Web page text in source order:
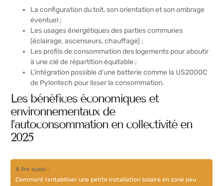
La configuration du toit, son orientation et son ombrage
éventuel ;
Les usages énergétiques des parties communes
(éclairage, ascenseurs, chauffage) ;
Les profils de consommation des logements pour aboutir
à une clé de répartition équitable ;
L’intégration possible d’une batterie comme la US2000C
de Pylontech pour lisser la consommation.
Les bénéfices économiques et
environnementaux de
l’autoconsommation en collectivité en
2025
A lire aussi :
Comment rentabiliser une petite installation solaire en zone peu